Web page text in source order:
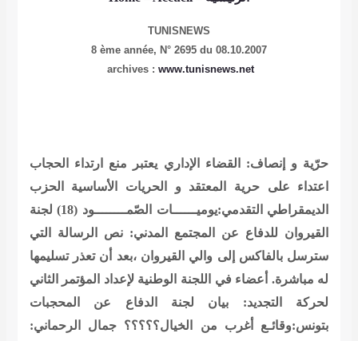
TUNISNEWS
8 ème année, N° 2695 du 08.10.2007
archives : www.tunisnews.net
حرّية و إنصاف: القضاء الإداري يعتبر منع ارتداء الحجاب
اعتداء على حرية المعتقد و الحريات الأساسية
الحزب
الديمقراطي التقدمي:يوميــــــات الصّمــــــــود (18)
لجنة
القيروان للدفاع عن المجتمع المدني: نص الرسالة التي
سترسل بالفاكس إلى والي القيروان ،بعد أن تعذر تسليمها
له مباشرة. أعضاء في اللجنة الوطنية لإعداد المؤتمر الثاني
لحركة التجديد: بيان لجنة الدفاع عن المحجبات
بتونس:وقائـع أغرب من الخيال؟؟؟؟؟جمال الرحماني: